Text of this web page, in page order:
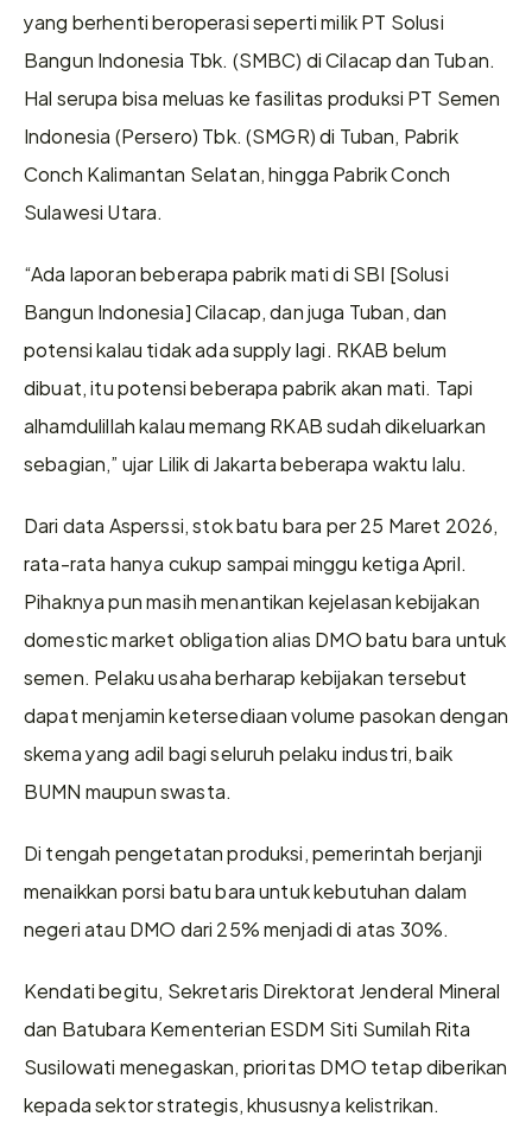
yang berhenti beroperasi seperti milik PT Solusi
Bangun Indonesia Tbk. (SMBC) di Cilacap dan Tuban.
Hal serupa bisa meluas ke fasilitas produksi PT Semen
Indonesia (Persero) Tbk. (SMGR) di Tuban, Pabrik
Conch Kalimantan Selatan, hingga Pabrik Conch
Sulawesi Utara.
“Ada laporan beberapa pabrik mati di SBI [Solusi
Bangun Indonesia] Cilacap, dan juga Tuban, dan
potensi kalau tidak ada supply lagi. RKAB belum
dibuat, itu potensi beberapa pabrik akan mati. Tapi
alhamdulillah kalau memang RKAB sudah dikeluarkan
sebagian,” ujar Lilik di Jakarta beberapa waktu lalu.
Dari data Asperssi, stok batu bara per 25 Maret 2026,
rata-rata hanya cukup sampai minggu ketiga April.
Pihaknya pun masih menantikan kejelasan kebijakan
domestic market obligation alias DMO batu bara untuk
semen. Pelaku usaha berharap kebijakan tersebut
dapat menjamin ketersediaan volume pasokan dengan
skema yang adil bagi seluruh pelaku industri, baik
BUMN maupun swasta.
Di tengah pengetatan produksi, pemerintah berjanji
menaikkan porsi batu bara untuk kebutuhan dalam
negeri atau DMO dari 25% menjadi di atas 30%.
Kendati begitu, Sekretaris Direktorat Jenderal Mineral
dan Batubara Kementerian ESDM Siti Sumilah Rita
Susilowati menegaskan, prioritas DMO tetap diberikan
kepada sektor strategis, khususnya kelistrikan.